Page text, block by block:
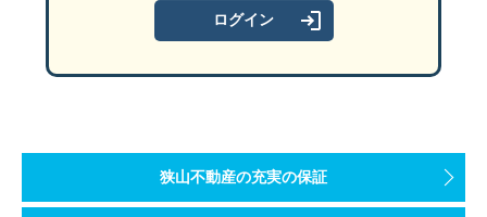
狭山不動産の充実の保証